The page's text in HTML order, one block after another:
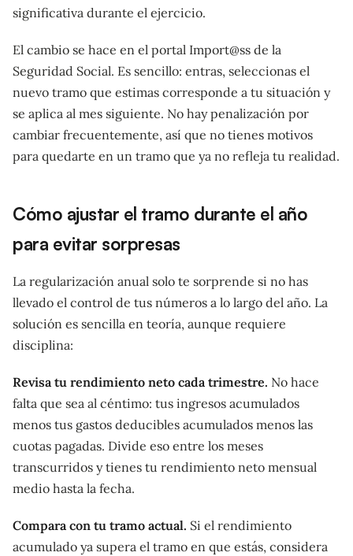
significativa durante el ejercicio.
El cambio se hace en el portal Import@ss de la
Seguridad Social. Es sencillo: entras, seleccionas el
nuevo tramo que estimas corresponde a tu situación y
se aplica al mes siguiente. No hay penalización por
cambiar frecuentemente, así que no tienes motivos
para quedarte en un tramo que ya no refleja tu realidad.
Cómo ajustar el tramo durante el año
para evitar sorpresas
La regularización anual solo te sorprende si no has
llevado el control de tus números a lo largo del año. La
solución es sencilla en teoría, aunque requiere
disciplina:
Revisa tu rendimiento neto cada trimestre. No hace
falta que sea al céntimo: tus ingresos acumulados
menos tus gastos deducibles acumulados menos las
cuotas pagadas. Divide eso entre los meses
transcurridos y tienes tu rendimiento neto mensual
medio hasta la fecha.
Compara con tu tramo actual. Si el rendimiento
acumulado ya supera el tramo en que estás, considera